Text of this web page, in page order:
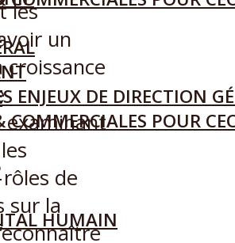
HUMAIN
ENJEUX DE DIRECTION
POUR
les
un
examinant
de
sur la